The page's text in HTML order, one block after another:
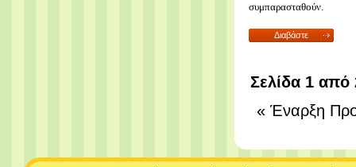
συμπαρασταθούν.
Διαβάστε
καλοσύνης
Σελίδα 1 από
« Έναρξη